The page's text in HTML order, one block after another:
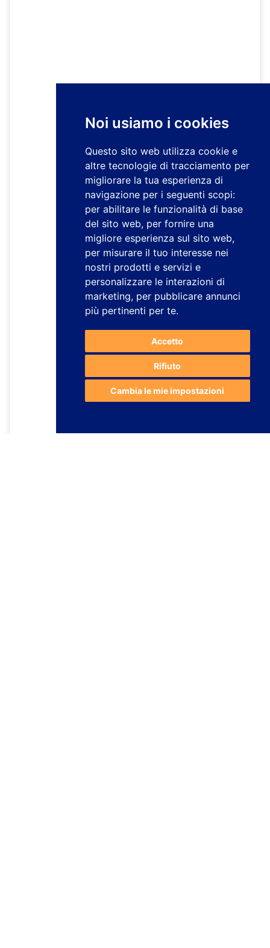
Noi usiamo i cookies
Questo sito web utilizza cookie e
altre tecnologie di tracciamento per
migliorare la tua esperienza di
navigazione per i seguenti scopi:
per abilitare le funzionalità di base
del sito web, per fornire una
migliore esperienza sul sito web,
per misurare il tuo interesse nei
nostri prodotti e servizi e
personalizzare le interazioni di
marketing, per pubblicare annunci
più pertinenti per te.
Accetto
Rifiuto
Cambia le mie impostazioni